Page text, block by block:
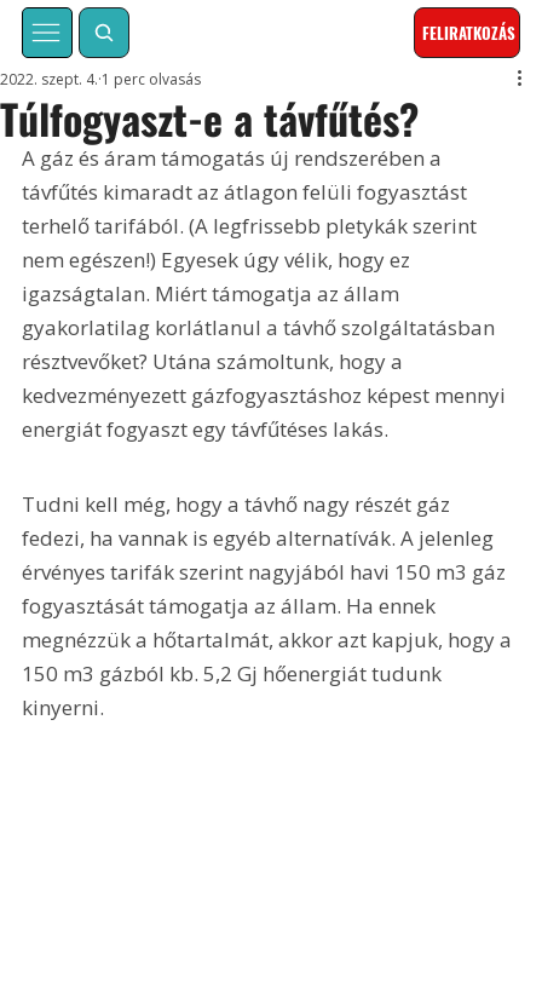
FELIRATKOZÁS
Túlfogyaszt-e a távfűtés?
2022. szept. 4. 1 perc olvasás
A gáz és áram támogatás új rendszerében a
távfűtés kimaradt az átlagon felüli fogyasztást
terhelő tarifából. (A legfrissebb pletykák szerint
nem egészen!) Egyesek úgy vélik, hogy ez
igazságtalan. Miért támogatja az állam
gyakorlatilag korlátlanul a távhő szolgáltatásban
résztvevőket? Utána számoltunk, hogy a
kedvezményezett gázfogyasztáshoz képest mennyi
energiát fogyaszt egy távfűtéses lakás.
Tudni kell még, hogy a távhő nagy részét gáz
fedezi, ha vannak is egyéb alternatívák. A jelenleg
érvényes tarifák szerint nagyjából havi 150 m3 gáz
fogyasztását támogatja az állam. Ha ennek
megnézzük a hőtartalmát, akkor azt kapjuk, hogy a
150 m3 gázból kb. 5,2 Gj hőenergiát tudunk
kinyerni.